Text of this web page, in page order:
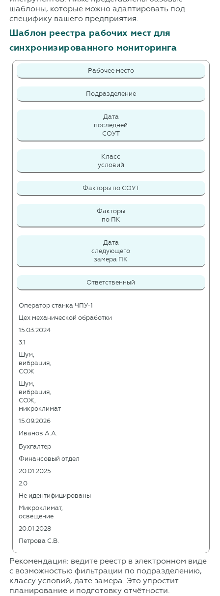
шаблоны, которые можно адаптировать под
специфику вашего предприятия.
Шаблон реестра рабочих мест для
синхронизированного мониторинга
Рабочее место
Подразделение
Дата
последней
СОУТ
Класс
условий
Факторы по СОУТ
Факторы
по ПК
Дата
следующего
замера ПК
Ответственный
Оператор станка ЧПУ-1
Цех механической обработки
15.03.2024
3.1
Шум,
вибрация,
СОЖ
Шум,
вибрация,
СОЖ,
микроклимат
15.09.2026
Иванов А.А.
Бухгалтер
Финансовый отдел
20.01.2025
2.0
Не идентифицированы
Микроклимат,
освещение
20.01.2028
Петрова С.В.
Рекомендация: ведите реестр в электронном виде
с возможностью фильтрации по подразделению,
классу условий, дате замера. Это упростит
планирование и подготовку отчётности.